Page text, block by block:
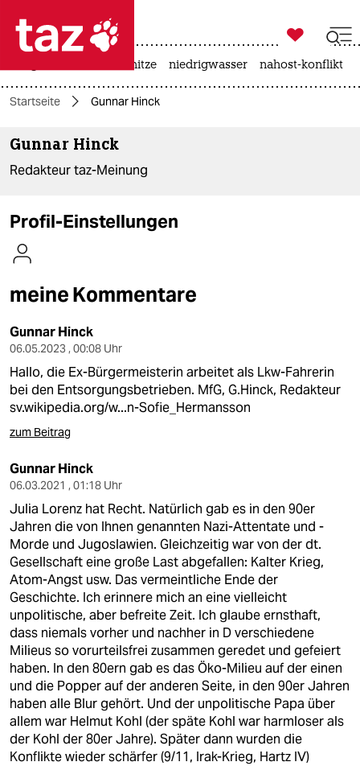
 taz zahl ich
taz zahl ich
themen
politik
öko
gesellschaft
kultur
sport
berlin
nord
wahrheit
verlag
verlag
veranstaltungen
shop
fragen & hilfe
unterstützen
abo
genossenschaft
epaper login

taz zahl ich
hitze niedrigwasser nahost-konflikt
Startseite Gunnar Hinck
Gunnar Hinck
Redakteur taz-Meinung
Profil-Einstellungen
meine Kommentare
Gunnar Hinck
06.05.2023 , 00:08 Uhr
Hallo, die Ex-Bürgermeisterin arbeitet als Lkw-Fahrerin
bei den Entsorgungsbetrieben. MfG, G.Hinck, Redakteur
sv.wikipedia.org/w...n-Sofie_Hermansson
zum Beitrag
Gunnar Hinck
06.03.2021 , 01:18 Uhr
Julia Lorenz hat Recht. Natürlich gab es in den 90er
Jahren die von Ihnen genannten Nazi-Attentate und -
Morde und Jugoslawien. Gleichzeitig war von der dt.
Gesellschaft eine große Last abgefallen: Kalter Krieg,
Atom-Angst usw. Das vermeintliche Ende der
Geschichte. Ich erinnere mich an eine vielleicht
unpolitische, aber befreite Zeit. Ich glaube ernsthaft,
dass niemals vorher und nachher in D verschiedene
Milieus so vorurteilsfrei zusammen geredet und gefeiert
haben. In den 80ern gab es das Öko-Milieu auf der einen
und die Popper auf der anderen Seite, in den 90er Jahren
haben alle Blur gehört. Und der unpolitische Papa über
allem war Helmut Kohl (der späte Kohl war harmloser als
der Kohl der 80er Jahre). Später dann wurden die
Konflikte wieder schärfer (9/11, Irak-Krieg, Hartz IV)